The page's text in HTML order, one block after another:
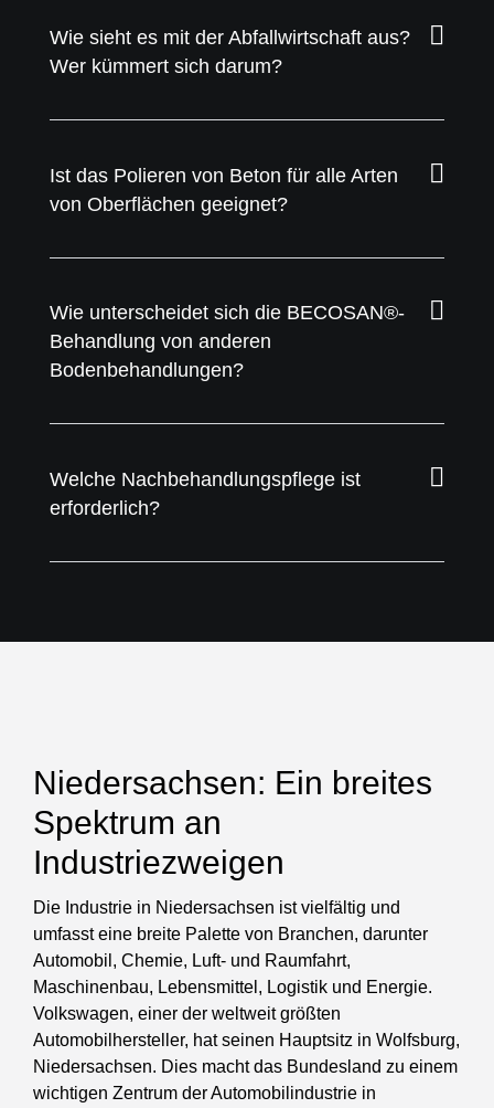
Wie sieht es mit der Abfallwirtschaft aus?
Wer kümmert sich darum?
Ist das Polieren von Beton für alle Arten
von Oberflächen geeignet?
Wie unterscheidet sich die BECOSAN®-
Behandlung von anderen
Bodenbehandlungen?
Welche Nachbehandlungspflege ist
erforderlich?
Niedersachsen: Ein breites
Spektrum an
Industriezweigen
Die Industrie in Niedersachsen ist vielfältig und
umfasst eine breite Palette von Branchen, darunter
Automobil, Chemie, Luft- und Raumfahrt,
Maschinenbau, Lebensmittel, Logistik und Energie.
Volkswagen, einer der weltweit größten
Automobilhersteller, hat seinen Hauptsitz in Wolfsburg,
Niedersachsen. Dies macht das Bundesland zu einem
wichtigen Zentrum der Automobilindustrie in